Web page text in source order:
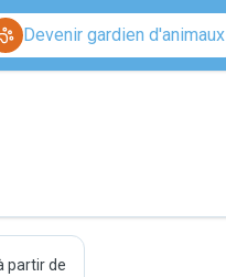
Devenir gardien d'animaux
partir de